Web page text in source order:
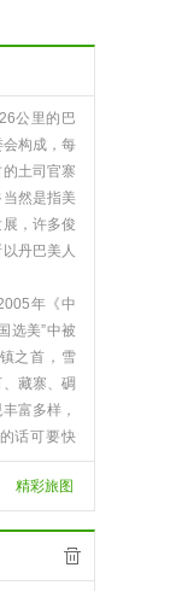
公里的巴
构成，每
土司官寨
然是指美
，许多俊
丹巴美人
年《中
选美”中被
之首，雪
藏寨、碉
富多样，
话可要快
纬30°29′
。东与
东北面与阿
精彩旅图